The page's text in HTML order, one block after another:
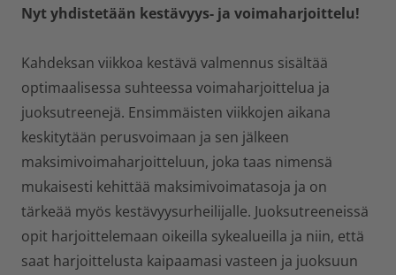
Nyt yhdistetään kestävyys- ja voimaharjoittelu!
Kahdeksan viikkoa kestävä valmennus sisältää
optimaalisessa suhteessa voimaharjoittelua ja
juoksutreenejä. Ensimmäisten viikkojen aikana
keskitytään perusvoimaan ja sen jälkeen
maksimivoimaharjoitteluun, joka taas nimensä
mukaisesti kehittää maksimivoimatasoja ja on
tärkeää myös kestävyysurheilijalle. Juoksutreeneissä
opit harjoittelemaan oikeilla sykealueilla ja niin, että
saat harjoittelusta kaipaamasi vasteen ja juoksuun